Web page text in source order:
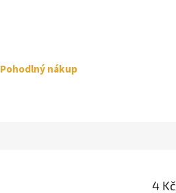
Pohodlný nákup
4 Kč